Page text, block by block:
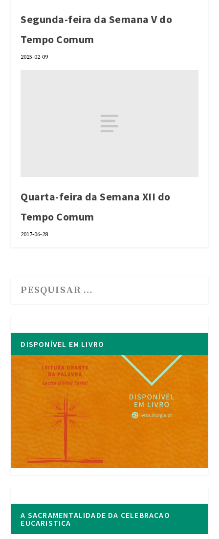
Segunda-feira da Semana V do
Tempo Comum
2025-02-09
Quarta-feira da Semana XII do
Tempo Comum
2017-06-28
DISPONÍVEL EM LIVRO
A SACRAMENTALIDADE DA CELEBRACAO
EUCARISTICA